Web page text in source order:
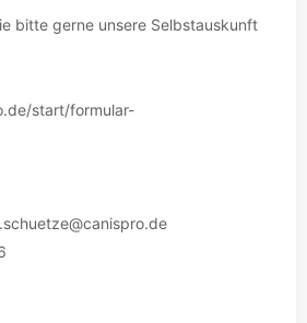
bitte gerne unsere Selbstauskunft
start/formular-